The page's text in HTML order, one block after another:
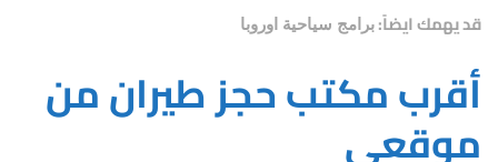
قد يهمك ايضاً: برامج سياحية اوروبا
أقرب مكتب حجز طيران من
موقعي